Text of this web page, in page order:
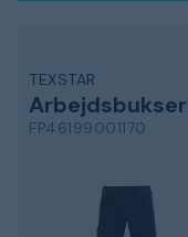
TEXSTAR
Arbejdsbukser
FP46199001170